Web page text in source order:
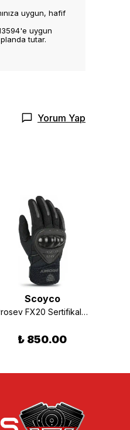
uygun, hafif
uygun
tutar.
Yorum Yap
Scoyco
Prosev FX20 Sertifikalı Yazlık Motosiklet Eldiveni (EN-13594)
₺ 850.00